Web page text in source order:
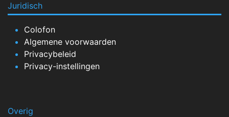
Juridisch
Colofon
Algemene voorwaarden
Privacybeleid
Privacy-instellingen
Overig